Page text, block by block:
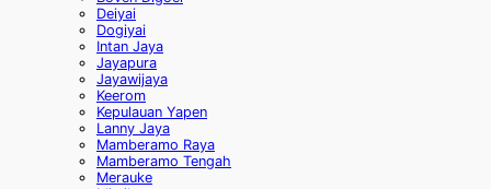
Deiyai
Dogiyai
Intan Jaya
Jayapura
Jayawijaya
Keerom
Kepulauan Yapen
Lanny Jaya
Mamberamo Raya
Mamberamo Tengah
Merauke